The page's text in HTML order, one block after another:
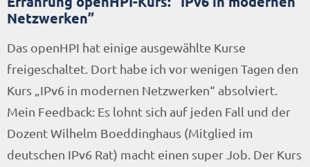
Netzwerken”
Das openHPI hat einige ausgewählte Kurse
freigeschaltet. Dort habe ich vor wenigen Tagen den
Kurs „IPv6 in modernen Netzwerken“ absolviert.
Mein Feedback: Es lohnt sich auf jeden Fall und der
Dozent Wilhelm Boeddinghaus (Mitglied im
deutschen IPv6 Rat) macht einen super Job. Der Kurs